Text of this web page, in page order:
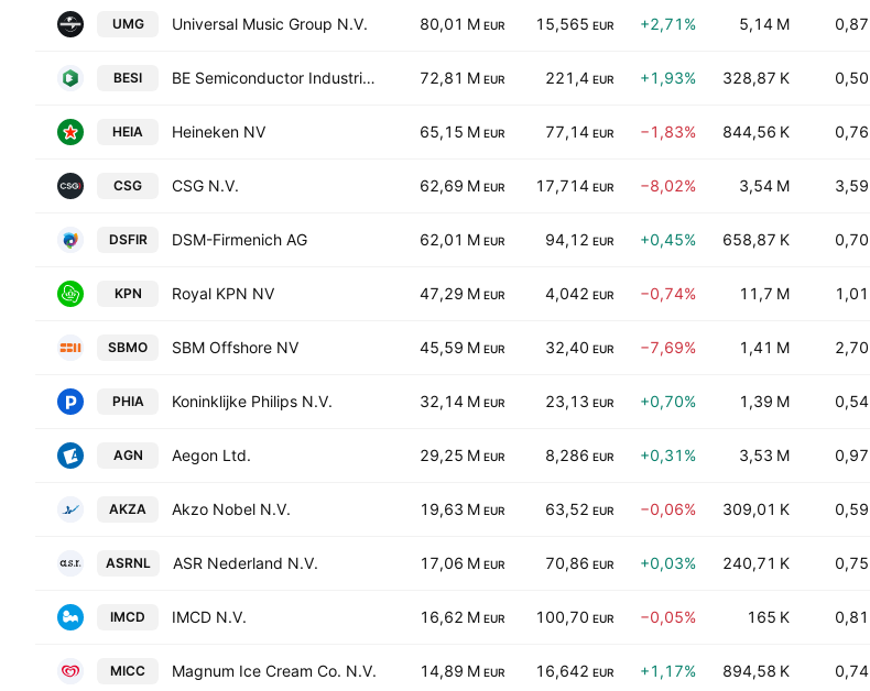
UMG Universal Music Group N.V. 80,01 M EUR 15,565 EUR +2,71% 5,14 M 0,87
BESI BE Semiconductor Industries N.V. 72,81 M EUR 221,4 EUR +1,93% 328,87 K 0,50
HEIA Heineken NV 65,15 M EUR 77,14 EUR −1,83% 844,56 K 0,76
CSG CSG N.V. 62,69 M EUR 17,714 EUR −8,02% 3,54 M 3,59
DSFIR DSM-Firmenich AG 62,01 M EUR 94,12 EUR +0,45% 658,87 K 0,70
KPN Royal KPN NV 47,29 M EUR 4,042 EUR −0,74% 11,7 M 1,01
SBMO SBM Offshore NV 45,59 M EUR 32,40 EUR −7,69% 1,41 M 2,70
PHIA Koninklijke Philips N.V. 32,14 M EUR 23,13 EUR +0,70% 1,39 M 0,54
AGN Aegon Ltd. 29,25 M EUR 8,286 EUR +0,31% 3,53 M 0,97
AKZA Akzo Nobel N.V. 19,63 M EUR 63,52 EUR −0,06% 309,01 K 0,59
ASRNL ASR Nederland N.V. 17,06 M EUR 70,86 EUR +0,03% 240,71 K 0,75
IMCD IMCD N.V. 16,62 M EUR 100,70 EUR −0,05% 165 K 0,81
MICC Magnum Ice Cream Co. N.V. 14,89 M EUR 16,642 EUR +1,17% 894,58 K 0,74